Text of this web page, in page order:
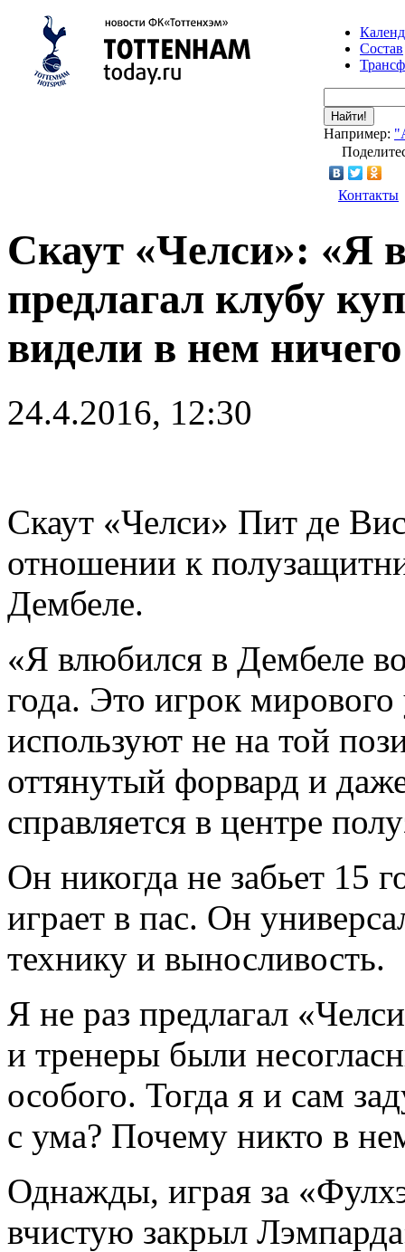
Состав
Найти!
Например:
Контакты
Скаут «Челси»: «Я
предлагал клубу
видели в нем
24.4.2016, 12:30
Скаут «Челси» Пит де
отношении к
Дембеле.
«Я влюбился в Дембеле
года. Это игрок мирового
используют не на той
оттянутый форвард и
справляется в центре
Он никогда не забьет 15
играет в пас. Он
технику и выносливость.
Я не раз предлагал
и тренеры были
особого. Тогда я и сам
с ума? Почему никто в
Однажды, играя за
вчистую закрыл